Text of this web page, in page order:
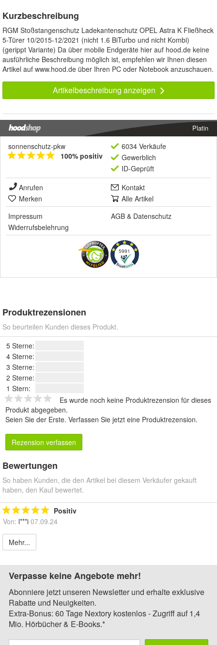
Kurzbeschreibung
RGM Stoßstangenschutz Ladekantenschutz OPEL Astra K Fließheck
5-Türer 10/2015-12/2021 (nicht 1.6 BiTurbo und nicht Kombi)
(gerippt Variante) Da über mobile Endgeräte hier auf hood.de keine
ausführliche Beschreibung möglich ist, empfehlen wir Ihnen diesen
Artikel auf www.hood.de über Ihren PC oder Notebook anzuschauen.
Artikelbeschreibung anzeigen
Platin
sonnenschutz-pkw
100% positiv
6034 Verkäufe
Gewerblich
ID-Geprüft
Anrufen
Kontakt
Merken
Alle Artikel
Impressum
AGB & Datenschutz
Widerrufsbelehrung
5991
Produktrezensionen
So beurteilen Kunden dieses Produkt.
5 Sterne:
4 Sterne:
3 Sterne:
2 Sterne:
1 Stern:
Es wurde noch keine Produktrezension für dieses
Produkt abgegeben.
Seien Sie der Erste. Verfassen Sie jetzt eine Produktrezension.
Rezension verfassen
Bewertungen
So haben Kunden, die den Artikel bei diesem Verkäufer gekauft
haben, den Kauf bewertet.
Positiv
Von: l***i 07.09.24
Mehr...
Verpasse keine Angebote mehr!
Abonniere jetzt unseren Newsletter und erhalte exklusive
Rabatte und Neuigkeiten.
Extra-Bonus: 60 Tage Nextory kostenlos - Zugriff auf 1,4
Mio. Hörbücher & E-Books.*